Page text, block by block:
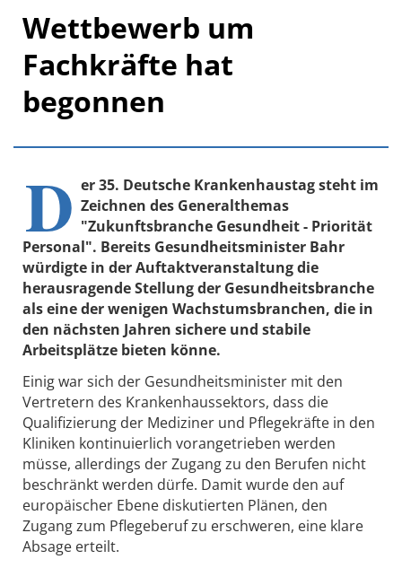
Wettbewerb um
Fachkräfte hat
begonnen
D er 35. Deutsche Krankenhaustag steht im
Zeichnen des Generalthemas
"Zukunftsbranche Gesundheit - Priorität
Personal". Bereits Gesundheitsminister Bahr
würdigte in der Auftaktveranstaltung die
herausragende Stellung der Gesundheitsbranche
als eine der wenigen Wachstumsbranchen, die in
den nächsten Jahren sichere und stabile
Arbeitsplätze bieten könne.
Einig war sich der Gesundheitsminister mit den
Vertretern des Krankenhaussektors, dass die
Qualifizierung der Mediziner und Pflegekräfte in den
Kliniken kontinuierlich vorangetrieben werden
müsse, allerdings der Zugang zu den Berufen nicht
beschränkt werden dürfe. Damit wurde den auf
europäischer Ebene diskutierten Plänen, den
Zugang zum Pflegeberuf zu erschweren, eine klare
Absage erteilt.